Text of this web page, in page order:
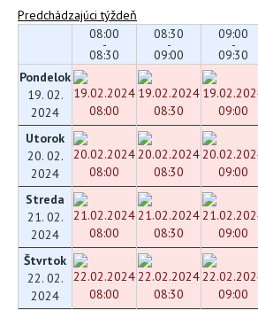
Predchádzajúci týždeň
08:00
-
08:30
08:30
-
09:00
09:00
-
09:30
Pondelok
19. 02.
2024
Utorok
20. 02.
2024
Streda
21. 02.
2024
Štvrtok
22. 02.
2024